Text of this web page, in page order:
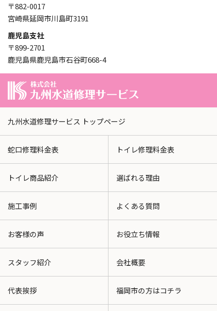
〒882-0017
宮崎県延岡市川島町3191
鹿児島支社
〒899-2701
鹿児島県鹿児島市石谷町668-4
九州水道修理サービス トップページ
蛇口修理料金表 トイレ修理料金表
トイレ商品紹介 選ばれる理由
施工事例 よくある質問
お客様の声 お役立ち情報
スタッフ紹介 会社概要
代表挨拶 福岡市の方はコチラ